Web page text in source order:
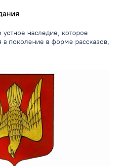
наследие, которое
в поколение в форме рассказов,